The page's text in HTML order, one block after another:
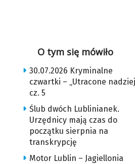
O tym się mówiło
30.07.2026 Kryminalne
czwartki – „Utracone
cz. 5
Ślub dwóch Lublinianek.
Urzędnicy mają czas do
początku sierpnia na
transkrypcję
Motor Lublin – Jagiellonia